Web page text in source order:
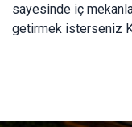
sayesinde iç
getirmek isterseniz